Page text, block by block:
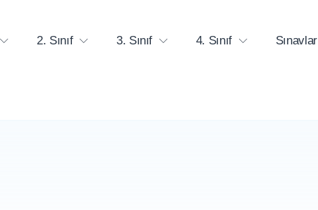
2. Sınıf 3. Sınıf 4. Sınıf Sınavlar